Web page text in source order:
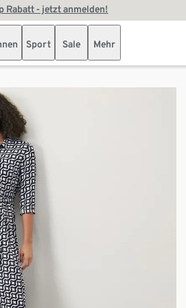
Rabatt - jetzt anmelden!
Sport Sale Mehr